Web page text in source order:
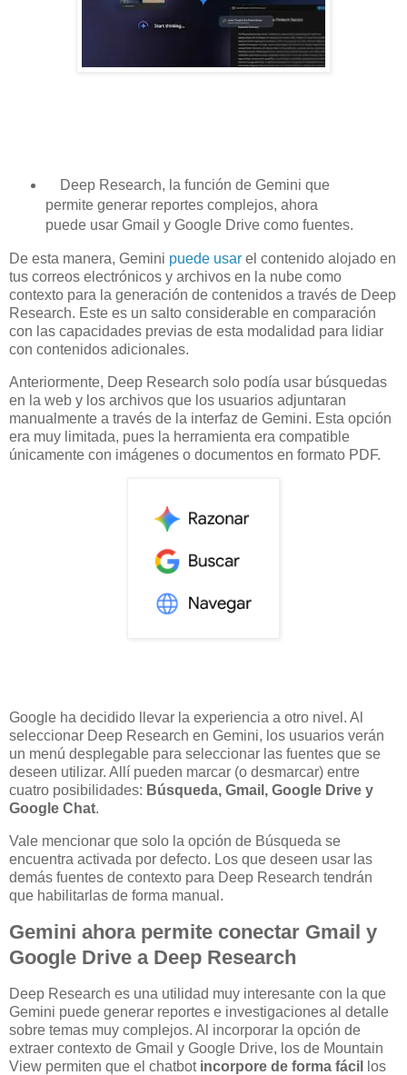
Deep Research, la función de Gemini que
permite generar reportes complejos, ahora
puede usar Gmail y Google Drive como fuentes.
De esta manera, Gemini puede usar el contenido alojado en
tus correos electrónicos y archivos en la nube como
contexto para la generación de contenidos a través de Deep
Research. Este es un salto considerable en comparación
con las capacidades previas de esta modalidad para lidiar
con contenidos adicionales.
Anteriormente, Deep Research solo podía usar búsquedas
en la web y los archivos que los usuarios adjuntaran
manualmente a través de la interfaz de Gemini. Esta opción
era muy limitada, pues la herramienta era compatible
únicamente con imágenes o documentos en formato PDF.
Google ha decidido llevar la experiencia a otro nivel. Al
seleccionar Deep Research en Gemini, los usuarios verán
un menú desplegable para seleccionar las fuentes que se
deseen utilizar. Allí pueden marcar (o desmarcar) entre
cuatro posibilidades: Búsqueda, Gmail, Google Drive y
Google Chat.
Vale mencionar que solo la opción de Búsqueda se
encuentra activada por defecto. Los que deseen usar las
demás fuentes de contexto para Deep Research tendrán
que habilitarlas de forma manual.
Gemini ahora permite conectar Gmail y
Google Drive a Deep Research
Deep Research es una utilidad muy interesante con la que
Gemini puede generar reportes e investigaciones al detalle
sobre temas muy complejos. Al incorporar la opción de
extraer contexto de Gmail y Google Drive, los de Mountain
View permiten que el chatbot incorpore de forma fácil
los